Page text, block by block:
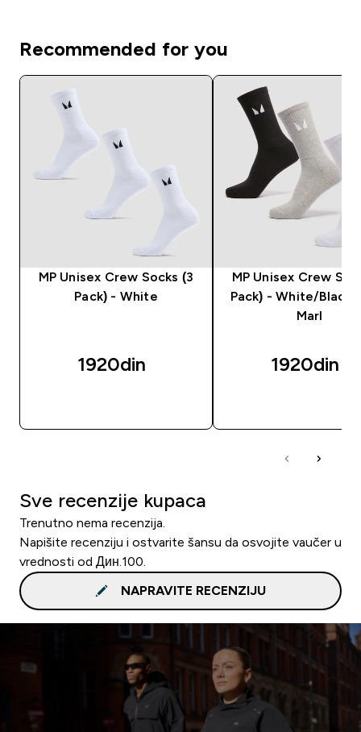
Recommended for you
MP Unisex Crew Socks (3
Pack) - White
1920din‎
MP Unisex Crew
Pack) - White/Black/
Marl
1920din‎
Sve recenzije kupaca
Trenutno nema recenzija.
Napišite recenziju i ostvarite šansu da osvojite vaučer u
vrednosti od Дин.100.
NAPRAVITE RECENZIJU